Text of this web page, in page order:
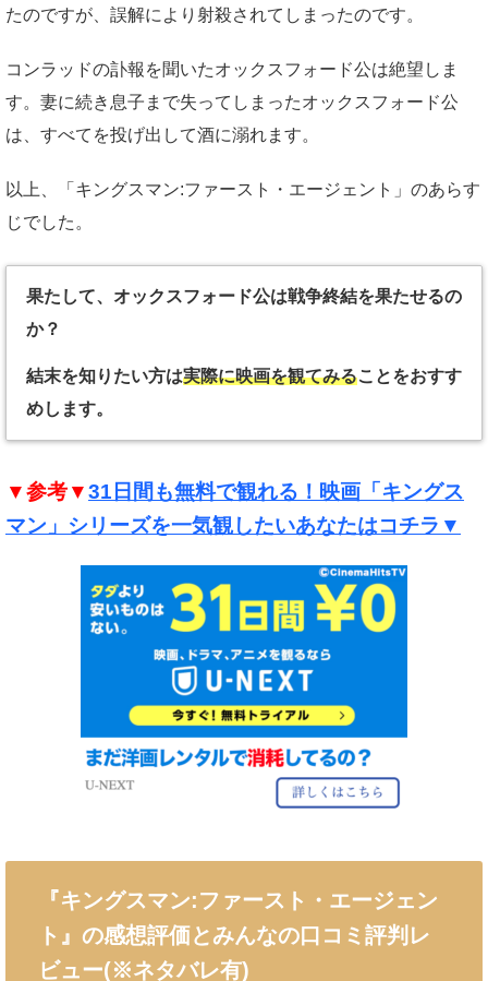
たのですが、誤解により射殺されてしまったのです。
コンラッドの訃報を聞いたオックスフォード公は絶望しま
す。妻に続き息子まで失ってしまったオックスフォード公
は、すべてを投げ出して酒に溺れます。
以上、「キングスマン:ファースト・エージェント」のあらす
じでした。
果たして、オックスフォード公は戦争終結を果たせるの
か？
結末を知りたい方は実際に映画を観てみることをおすす
めします。
▼参考▼31日間も無料で観れる！映画「キングス
マン」シリーズを一気観したいあなたはコチラ▼
『キングスマン:ファースト・エージェン
ト』の感想評価とみんなの口コミ評判レ
ビュー(※ネタバレ有)